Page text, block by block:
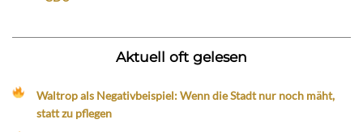
Aktuell oft gelesen
Waltrop als Negativbeispiel: Wenn die Stadt nur noch mäht,
statt zu pflegen